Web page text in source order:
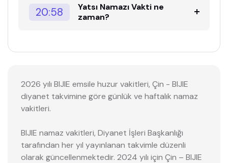
20:58
Yatsı Namazı Vakti ne
zaman?
2026 yılı BIJIE emsile huzur vakitleri, Çin - BIJIE
diyanet takvimine göre günlük ve haftalık namaz
vakitleri.
BIJIE namaz vakitleri, Diyanet İşleri Başkanlığı
tarafından her yıl yayınlanan takvimle düzenli
olarak güncellenmektedir. 2024 yılı için Çin – BIJIE